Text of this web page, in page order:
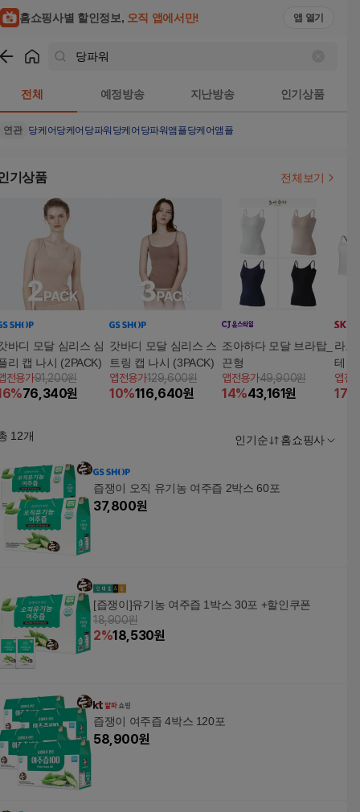
홈쇼핑사별 할인정보, 오직 앱에서만! 앱 열기
전체 예정방송 지난방송 인기상품
연관 당케어당케어당파워 당케어당파워앰플당케어앰플
기상품 전체보기
바디 모달 심리스 심
리 캡 나시 (2PACK)
전용가91,200원
%76,340원
갓바디 모달 심리스 스
트링 캡 나시 (3PACK)
앱전용가129,600원
10%116,640원
조아하다 모달 브라탑_
끈형
앱전용가49,900원
14%43,161원
라코
테
1
앱전
17
12개 인기순 홈쇼핑사
즙쟁이 오직 유기농 여주즙 2박스 60포
37,800원
[즙쟁이]유기농 여주즙 1박스 30포 +할인쿠폰
18,900원
2%18,530원
즙쟁이 여주즙 4박스 120포
58,900원